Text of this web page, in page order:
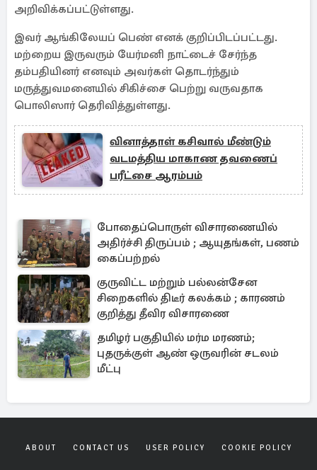
அறிவிக்கப்பட்டுள்ளது.
இவர் ஆங்கிலேயப் பெண் எனக் குறிப்பிடப்பட்டது.
மற்றைய இருவரும் யேர்மனி நாட்டைச் சேர்ந்த
தம்பதியினர் எனவும் அவர்கள் தொடர்ந்தும்
மருத்துவமனையில் சிகிச்சை பெற்று வருவதாக
பொலிஸார் தெரிவித்துள்ளது.
வினாத்தாள் கசிவால் மீண்டும்
வடமத்திய மாகாண தவணைப்
பரீட்சை ஆரம்பம்
போதைப்பொருள் விசாரணையில்
அதிர்ச்சி திருப்பம் ; ஆயுதங்கள், பணம்
கைப்பற்றல்
குருவிட்ட மற்றும் பல்லன்சேன
சிறைகளில் திடீர் கலக்கம் ; காரணம்
குறித்து தீவிர விசாரணை
தமிழர் பகுதியில் மர்ம மரணம்;
புதருக்குள் ஆண் ஒருவரின் சடலம்
மீட்பு
ABOUT CONTACT US USER POLICY COOKIE POLICY